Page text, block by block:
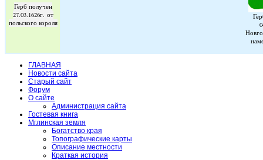
Герб получен
27.03.1626г. от
польского короля
ГЛАВНАЯ
Новости сайта
Старый сайт
Форум
О сайте
Администрация сайта
Гостевая книга
Мглинская земля
Богатство края
Топографические карты
Описание местности
Краткая история